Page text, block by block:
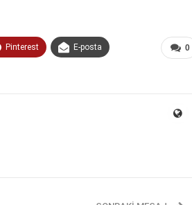
0
Pinterest E-posta